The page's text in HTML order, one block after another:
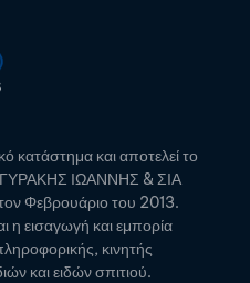
κατάστημα και αποτελεί το
ΙΩΑΝΝΗΣ & ΣΙΑ
Φεβρουάριο του 2013.
η εισαγωγή και εμπορία
κινητής
και ειδών σπιτιού.